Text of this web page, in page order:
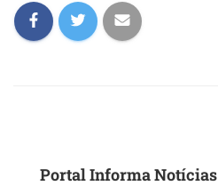
Portal Informa Notícias